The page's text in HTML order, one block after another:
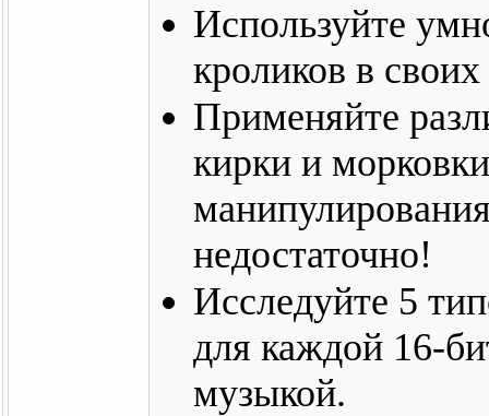
Используйте
кроликов в
Применяйте
кирки и
недостаточно!
Исследуйте 5
для каждой 16-
музыкой.